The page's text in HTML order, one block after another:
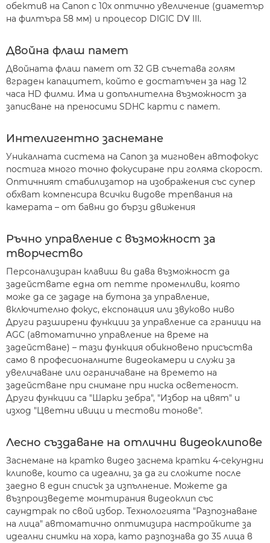
обектив на Canon с 10x оптично увеличение (диаметър
на филтъра 58 мм) и процесор DIGIC DV III.
Двойна флаш памет
Двойната флаш памет от 32 GB съчетава голям
вграден капацитет, който е достатъчен за над 12
часа HD филми. Има и допълнителна възможност за
записване на преносими SDHC карти с памет.
Интелигентно заснемане
Уникалната система на Canon за мигновен автофокус
постига много точно фокусиране при голяма скорост.
Оптичният стабилизатор на изображения със супер
обхват компенсира всички видове трепвания на
камерата – от бавни до бързи движения
Ръчно управление с възможност за
творчество
Персонализиран клавиш ви дава възможност да
задействате една от петте променливи, която
може да се зададе на бутона за управление,
включително фокус, експонация или звуково ниво
Други разширени функции за управление са граници на
AGC (автоматично управление на време на
задействане) – тази функция обикновено присъства
само в професионалните видеокамери и служи за
увеличаване или ограничаване на времето на
задействане при снимане при ниска осветеност.
Други функции са "Шарки зебра", "Избор на цвят" и
изход "Цветни ивици и тестови тонове".
Лесно създаване на отлични видеоклипове
Заснемане на кратко видео заснема кратки 4-секундни
клипове, които са идеални, за да ги сложите после
заедно в един списък за изпълнение. Можете да
възпроизведете монтирания видеоклип със
саундтрак по свой избор. Технологията "Разпознаване
на лица" автоматично оптимизира настройките за
идеални снимки на хора, като разпознава до 35 лица в